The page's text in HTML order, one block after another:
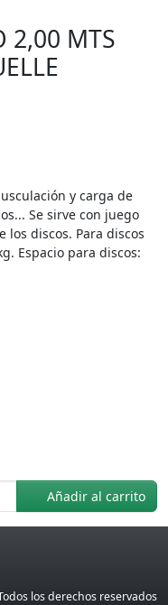
2,00 MTS
y carga de
Se sirve con juego
discos. Para discos
Espacio para discos:
Añadir al carrito
los derechos reservados